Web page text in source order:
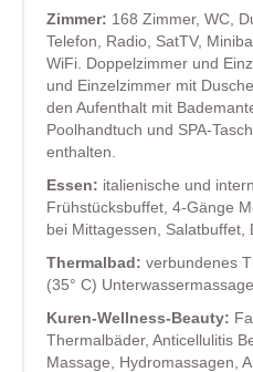
Zimmer: 168 Zimmer, WC,
Telefon, Radio, SatTV,
WiFi. Doppelzimmer und
und Einzelzimmer mit
den Aufenthalt mit
Poolhandtuch und SPA-
enthalten.
Essen: italienische und
Frühstücksbuffet, 4-Gänge
bei Mittagessen, Salatbuffet,
Thermalbad: verbundenes
(35° C)
Kuren-Wellness-Beauty:
Thermalbäder, Anticellulitis
Massage, Hydromassagen,